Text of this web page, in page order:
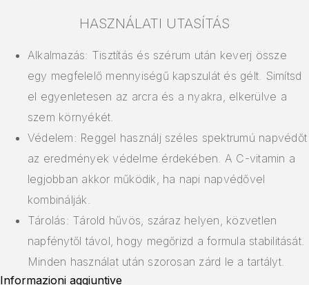
HASZNÁLATI UTASÍTÁS
Alkalmazás: Tisztítás és szérum után keverj össze
egy megfelelő mennyiségű kapszulát és gélt. Simítsd
el egyenletesen az arcra és a nyakra, elkerülve a
szem környékét.
Védelem: Reggel használj széles spektrumú napvédőt
az eredmények védelme érdekében. A C-vitamin a
legjobban akkor működik, ha napi napvédővel
kombinálják.
Tárolás: Tárold hűvös, száraz helyen, közvetlen
napfénytől távol, hogy megőrizd a formula stabilitását.
Minden használat után szorosan zárd le a tartályt.
Informazioni aggiuntive